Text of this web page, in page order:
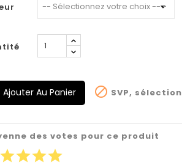
Ajouter Au Panier  SVP,
des votes pour ce produit
starstarstar